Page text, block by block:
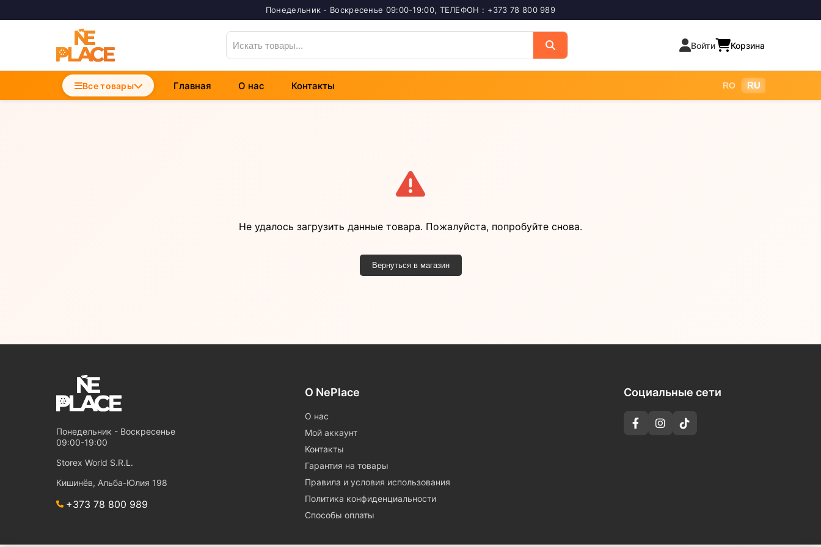
Понедельник - Воскресенье 09:00-19:00, ТЕЛЕФОН : +373 78 800 989
Войти Корзина
Accesorii Telefoane
Incarcatoare Telefon
Все товары Главная О нас Контакты RO RU
Не удалось загрузить данные товара. Пожалуйста, попробуйте снова.
Вернуться в магазин
Понедельник - Воскресенье
09:00-19:00
Storex World S.R.L.
Кишинёв, Альба-Юлия 198
+373 78 800 989
О NePlace
О нас
Мой аккаунт
Контакты
Гарантия на товары
Правила и условия использования
Политика конфиденциальности
Способы оплаты
Социальные сети